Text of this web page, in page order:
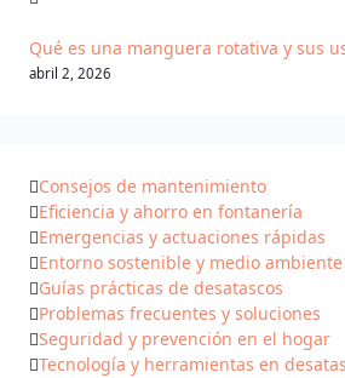
Qué es una manguera rotativa y sus
abril 2, 2026
Consejos de mantenimiento
Eficiencia y ahorro en fontanería
Emergencias y actuaciones rápidas
Entorno sostenible y medio ambiente
Guías prácticas de desatascos
Problemas frecuentes y soluciones
Seguridad y prevención en el hogar
Tecnología y herramientas en